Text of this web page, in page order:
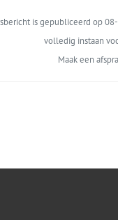
is gepubliceerd op
volledig instaan
Maak een